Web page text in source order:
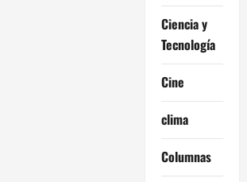
Ciencia y
Tecnología
Cine
clima
Columnas